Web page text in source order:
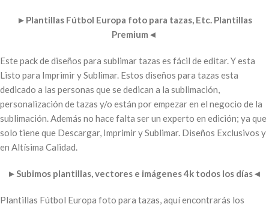
► Plantillas Fútbol Europa foto para tazas, Etc. Plantillas
Premium ◄
Este pack de diseños para sublimar tazas es fácil de editar. Y esta
Listo para Imprimir y Sublimar. Estos diseños para tazas esta
dedicado a las personas que se dedican a la sublimación,
personalización de tazas y/o están por empezar en el negocio de la
sublimación. Además no hace falta ser un experto en edición; ya que
solo tiene que Descargar, Imprimir y Sublimar. Diseños Exclusivos y
en Altísima Calidad.
►Subimos plantillas, vectores e imágenes 4k todos los días◄
Plantillas Fútbol Europa foto para tazas, aquí encontrarás los